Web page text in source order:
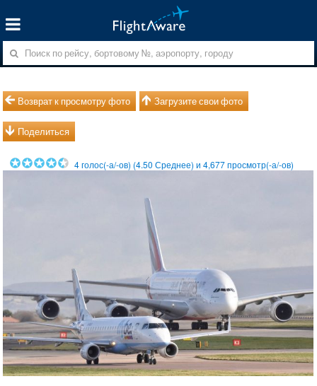
Возврат к просмотру фото Загрузите свои фото
Поделиться
4голос(-а/-ов) (4.50 Среднее) и4,677просмотр(-а/-ов)